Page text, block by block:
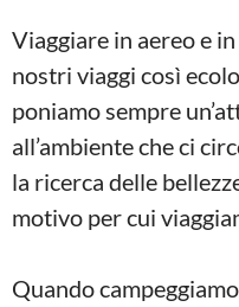
Viaggiare in aereo e
nostri viaggi così
poniamo sempre
all’ambiente che ci
la ricerca delle
motivo per cui
Quando